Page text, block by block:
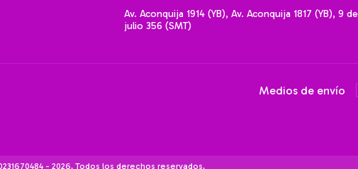
Av. Aconquija 1914 (YB), Av. Aconquija 1817 (YB), 9 de
julio 356 (SMT)
Medios de envío
- 2026. Todos los derechos reservados.